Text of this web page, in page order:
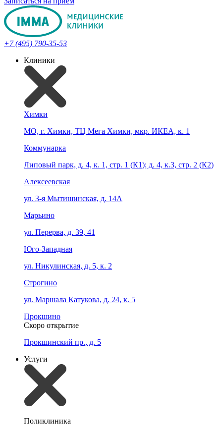
+7 (495) 790-35-53
Клиники
Химки
МО, г. Химки, ТЦ Мега Химки, мкр. ИКЕА, к. 1
Коммунарка
Липовый парк, д. 4, к. 1, стр. 1 (К1); д. 4, к.3, стр. 2 (К2)
Алексеевская
ул. 3-я Мытищинская, д. 14А
Марьино
ул. Перерва, д. 39, 41
Юго-Западная
ул. Никулинская, д. 5, к. 2
Строгино
ул. Маршала Катукова, д. 24, к. 5
Прокшино
Скоро открытие
Прокшинский пр., д. 5
Услуги
Поликлиника